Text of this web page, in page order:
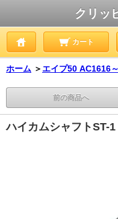
クリッ
カート
ホーム ＞ エイプ50 AC1616～
前の商品へ
ハイカムシャフトST-1